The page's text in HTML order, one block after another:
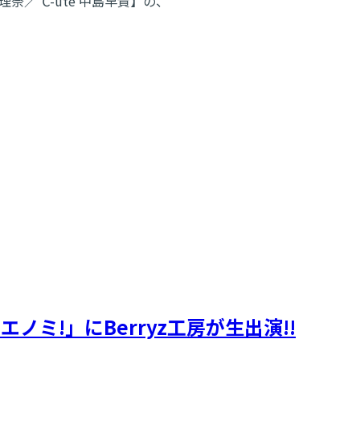
ノミ!」にBerryz工房が生出演!!